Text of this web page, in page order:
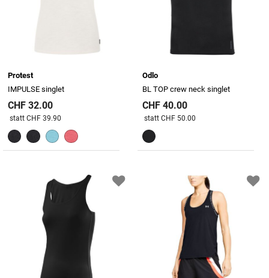
Protest
IMPULSE singlet
CHF 32.00
Preis reduziert von
statt CHF 39.90
Odlo
BL TOP crew neck singlet
CHF 40.00
Preis reduziert von
statt CHF 50.00